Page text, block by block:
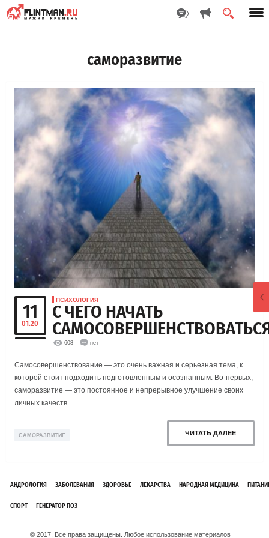
саморазвитие
11
01.20
ПСИХОЛОГИЯ
С ЧЕГО НАЧАТЬ
608 нет
Самосовершенствование — это очень важная и серьезная тема, к
которой стоит подходить подготовленным и осознанным. Во-первых,
саморазвитие — это постоянное и непрерывное улучшение своих
личных качеств.
САМОРАЗВИТИЕ ЧИТАТЬ ДАЛЕЕ
АНДРОЛОГИЯ ЗАБОЛЕВАНИЯ ЗДОРОВЬЕ ЛЕКАРСТВА НАРОДНАЯ МЕДИЦИНА
СПОРТ ГЕНЕРАТОР ПОЗ
© 2017. Все права защищены. Любое использование материалов